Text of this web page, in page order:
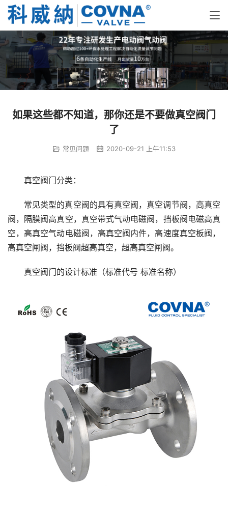
如果这些都不知道，那你还是不要做真空阀门
了
常见问题 2020-09-21 上午11:53
真空阀门分类：
常见类型的真空阀的具有真空阀，真空调节阀，高真空
阀，隔膜阀高真空，真空带式气动电磁阀，挡板阀电磁高真
空，高真空气动电磁阀，高真空阀内件，高速度真空板阀，
高真空闸阀，挡板阀超高真空，超高真空闸阀。
真空阀门的设计标准（标准代号 标准名称）